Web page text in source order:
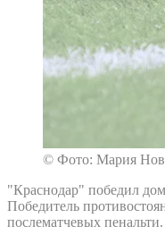
© Фото: Мария
"Краснодар" победил
Победитель
послематчевых пенальти.